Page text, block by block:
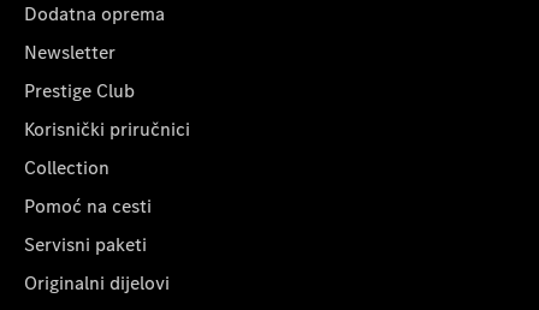
Dodatna oprema
Newsletter
Prestige Club
Korisnički priručnici
Collection
Pomoć na cesti
Servisni paketi
Originalni dijelovi